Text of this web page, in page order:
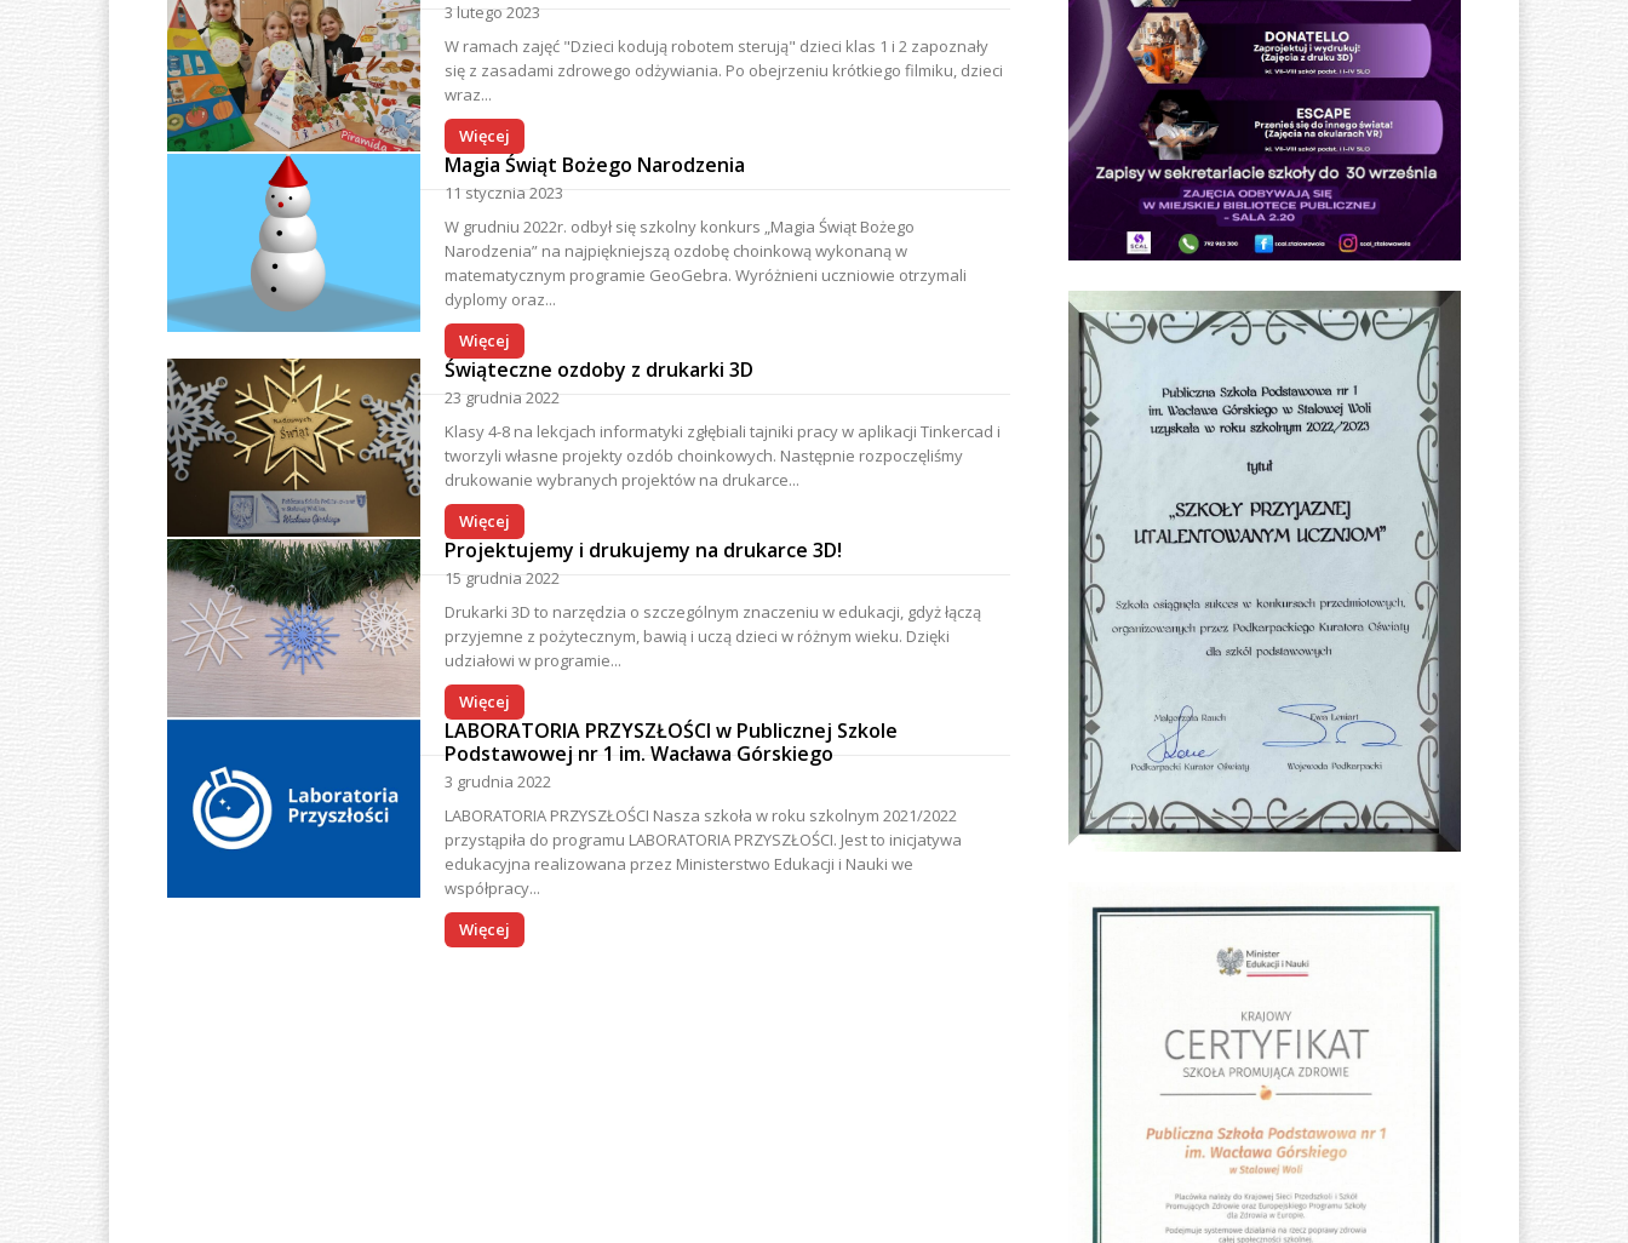
A
3 lutego 2023
W ramach zajęć "Dzieci kodują robotem sterują" dzieci klas 1 i 2 zapoznały
się z zasadami zdrowego odżywiania. Po obejrzeniu krótkiego filmiku, dzieci
wraz...
Więcej
Magia Świąt Bożego Narodzenia
11 stycznia 2023
W grudniu 2022r. odbył się szkolny konkurs „Magia Świąt Bożego
Narodzenia” na najpiękniejszą ozdobę choinkową wykonaną w
matematycznym programie GeoGebra. Wyróżnieni uczniowie otrzymali
dyplomy oraz...
Więcej
Świąteczne ozdoby z drukarki 3D
23 grudnia 2022
Klasy 4-8 na lekcjach informatyki zgłębiali tajniki pracy w aplikacji Tinkercad i
tworzyli własne projekty ozdób choinkowych. Następnie rozpoczęliśmy
drukowanie wybranych projektów na drukarce...
Więcej
Projektujemy i drukujemy na drukarce 3D!
15 grudnia 2022
Drukarki 3D to narzędzia o szczególnym znaczeniu w edukacji, gdyż łączą
przyjemne z pożytecznym, bawią i uczą dzieci w różnym wieku. Dzięki
udziałowi w programie...
Więcej
LABORATORIA PRZYSZŁOŚCI w Publicznej Szkole
Podstawowej nr 1 im. Wacława Górskiego
3 grudnia 2022
LABORATORIA PRZYSZŁOŚCI Nasza szkoła w roku szkolnym 2021/2022
przystąpiła do programu LABORATORIA PRZYSZŁOŚCI. Jest to inicjatywa
edukacyjna realizowana przez Ministerstwo Edukacji i Nauki we
współpracy...
Więcej